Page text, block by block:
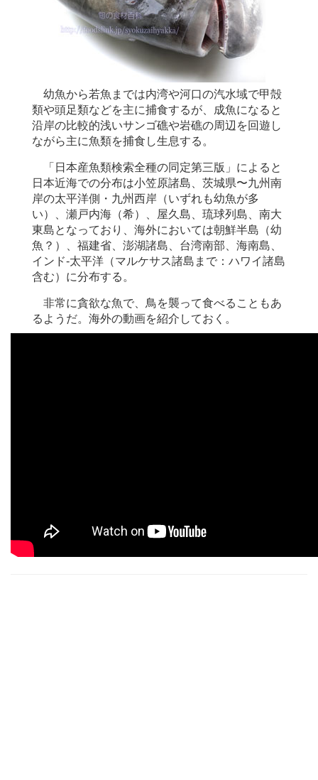
幼魚から若魚までは内湾や河口の汽水域で甲殻
類や頭足類などを主に捕食するが、成魚になると
沿岸の比較的浅いサンゴ礁や岩礁の周辺を回遊し
ながら主に魚類を捕食し生息する。
「日本産魚類検索全種の同定第三版」によると
日本近海での分布は小笠原諸島、茨城県〜九州南
岸の太平洋側・九州西岸（いずれも幼魚が多
い）、瀬戸内海（希）、屋久島、琉球列島、南大
東島となっており、海外においては朝鮮半島（幼
魚？）、福建省、澎湖諸島、台湾南部、海南島、
インド-太平洋（マルケサス諸島まで：ハワイ諸島
含む）に分布する。
非常に貪欲な魚で、鳥を襲って食べることもあ
るようだ。海外の動画を紹介しておく。